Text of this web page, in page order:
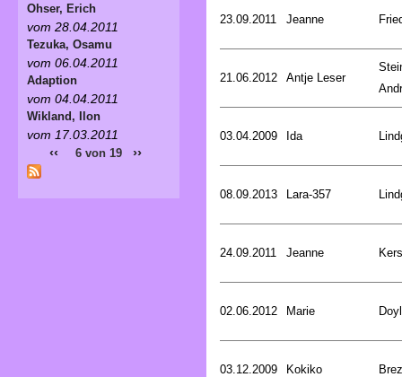
23.09.2011 Jeanne
21.06.2012 Antje Leser
03.04.2009 Ida
08.09.2013 Lara-357
24.09.2011 Jeanne
02.06.2012 Marie
03.12.2009 Kokiko
Ohser, Erich
vom 28.04.2011
Tezuka, Osamu
vom 06.04.2011
Adaption
vom 04.04.2011
Wikland, Ilon
vom 17.03.2011
‹‹ 6 von 19 ››